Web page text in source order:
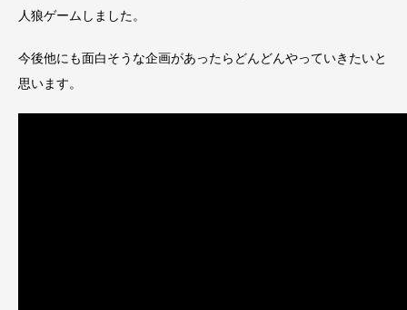
人狼ゲームしました。
今後他にも面白そうな企画があったらどんどんやっていきたいと
思います。